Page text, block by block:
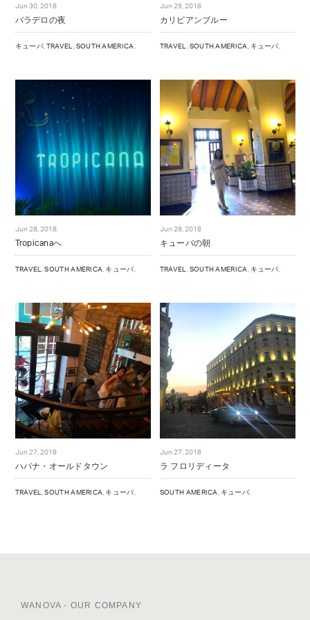
BRAND OFFICIAL INSTAGRAM
Jun 30, 2018
バラデロの夜
キューバ, TRAVEL SOUTH AMERICA
Jun 29, 2018
カリビアンブルー
TRAVEL SOUTH AMERICA キューバ
Jun 28, 2018
Tropicanaへ
TRAVEL ,SOUTH AMERICA キューバ
Jun 28, 2018
キューバの朝
TRAVEL SOUTH AMERICA キューバ
Jun 27, 2018
ハバナ・オールドタウン
TRAVEL ,SOUTH AMERICA キューバ
Jun 27, 2018
ラ フロリディータ
SOUTH AMERICA キューバ,
WANOVA - OUR COMPANY